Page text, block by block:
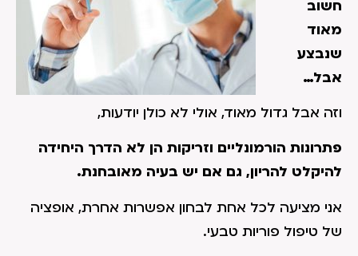
חשוב
מאוד
שנבצע
אבל…
וזה אבל גדול מאוד, אולי לא כולן יודעות,
פתרונות הורמונליים וזריקות הן לא הדרך היחידה
להיקלט להריון, גם אם יש בעיה מאובחנת.
אני מציעה לכל אחת לבחון אפשרות אחרת, אופציה
של טיפול פוריות טבעי.